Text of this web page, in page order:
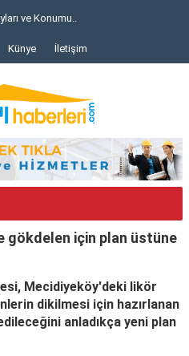
ve Konumu..
Künye İletişim
gökdelen için plan üstüne
Mecidiyeköy'deki likör
dikilmesi için hazırlanan
anladıkça yeni plan